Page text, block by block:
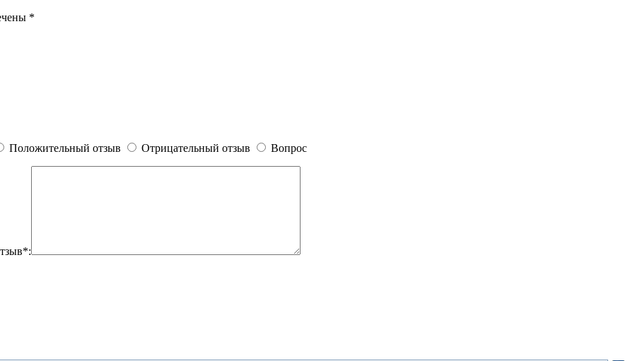
*
Положительный отзыв Отрицательный отзыв Вопрос